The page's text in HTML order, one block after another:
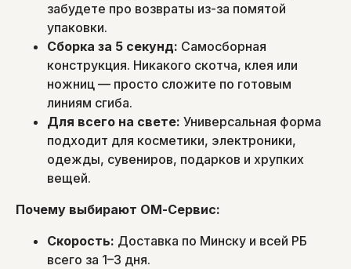
забудете про возвраты из-за помятой
упаковки.
Сборка за 5 секунд: Самосборная
конструкция. Никакого скотча, клея или
ножниц — просто сложите по готовым
линиям сгиба.
Для всего на свете: Универсальная форма
подходит для косметики, электроники,
одежды, сувениров, подарков и хрупких
вещей.
Почему выбирают ОМ-Сервис:
Скорость: Доставка по Минску и всей РБ
всего за 1–3 дня.